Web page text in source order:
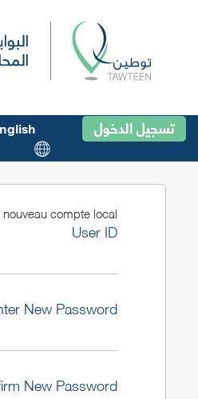
تسجيل الدخول
compte local
User ID
New Password
New Password